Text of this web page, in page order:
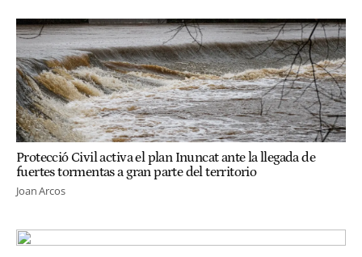
Protecció Civil activa el plan Inuncat ante la llegada de
fuertes tormentas a gran parte del territorio
Joan Arcos